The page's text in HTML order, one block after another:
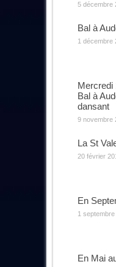
5 décembre
Bal à
1 décembre
Mercredi
Bal à
dansant
9 novembre
La St
20 février
En
1 septembre
En Mai